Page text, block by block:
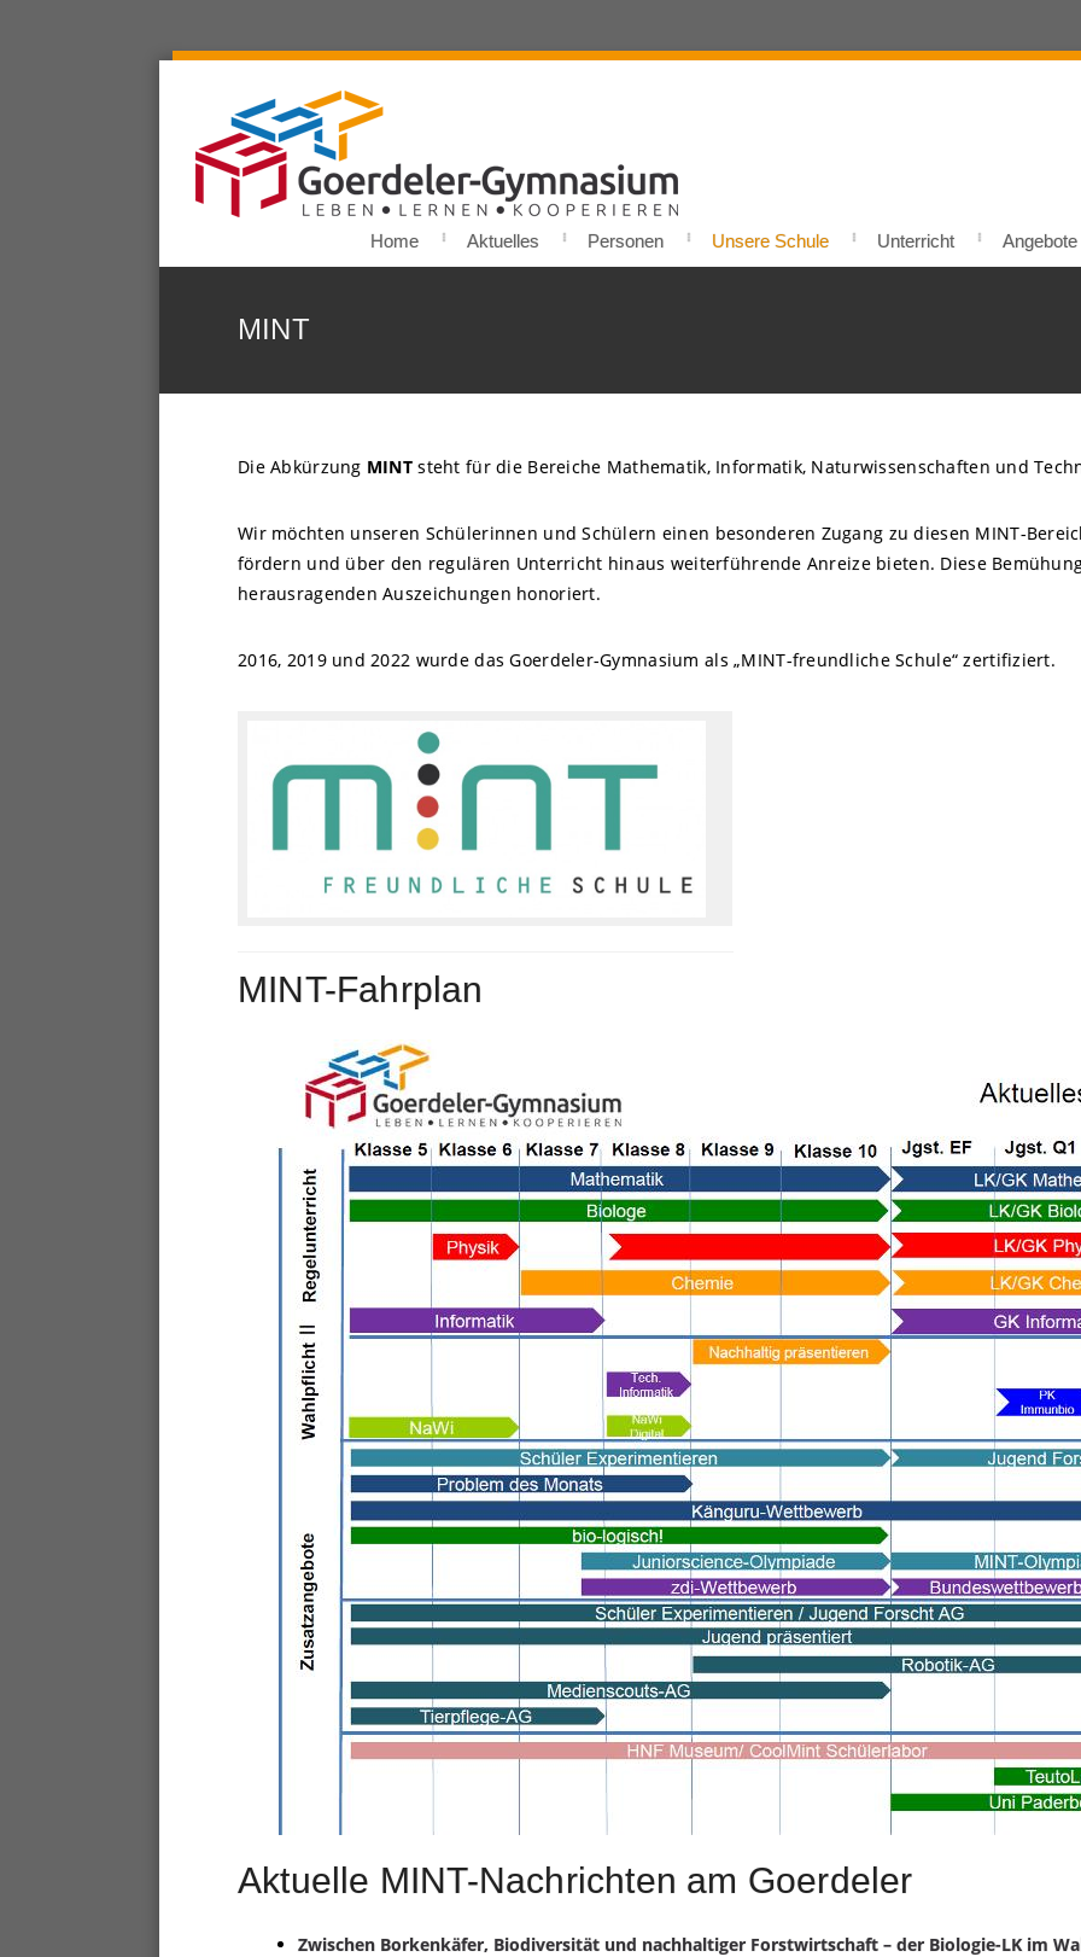
Home Aktuelles Personen Unsere Schule Unterricht
MINT
Die Abkürzung MINTsteht für die Bereiche Mathematik, Informatik, Naturwissenschaften und
Wir möchten unseren Schülerinnen und Schülern einen besonderen Zugang zu diesen MINT-
fördern und über den regulären Unterricht hinaus weiterführende Anreize bieten. Diese
herausragenden Auszeichungen honoriert.
2016, 2019 und 2022 wurde das Goerdeler-Gymnasium als „MINT-freundliche Schule“ zertifiziert.
MINT-Fahrplan
Aktuelle MINT-Nachrichten am Goerdeler
Zwischen Borkenkäfer, Biodiversität und nachhaltiger Forstwirtschaft – der Biologie-LK im